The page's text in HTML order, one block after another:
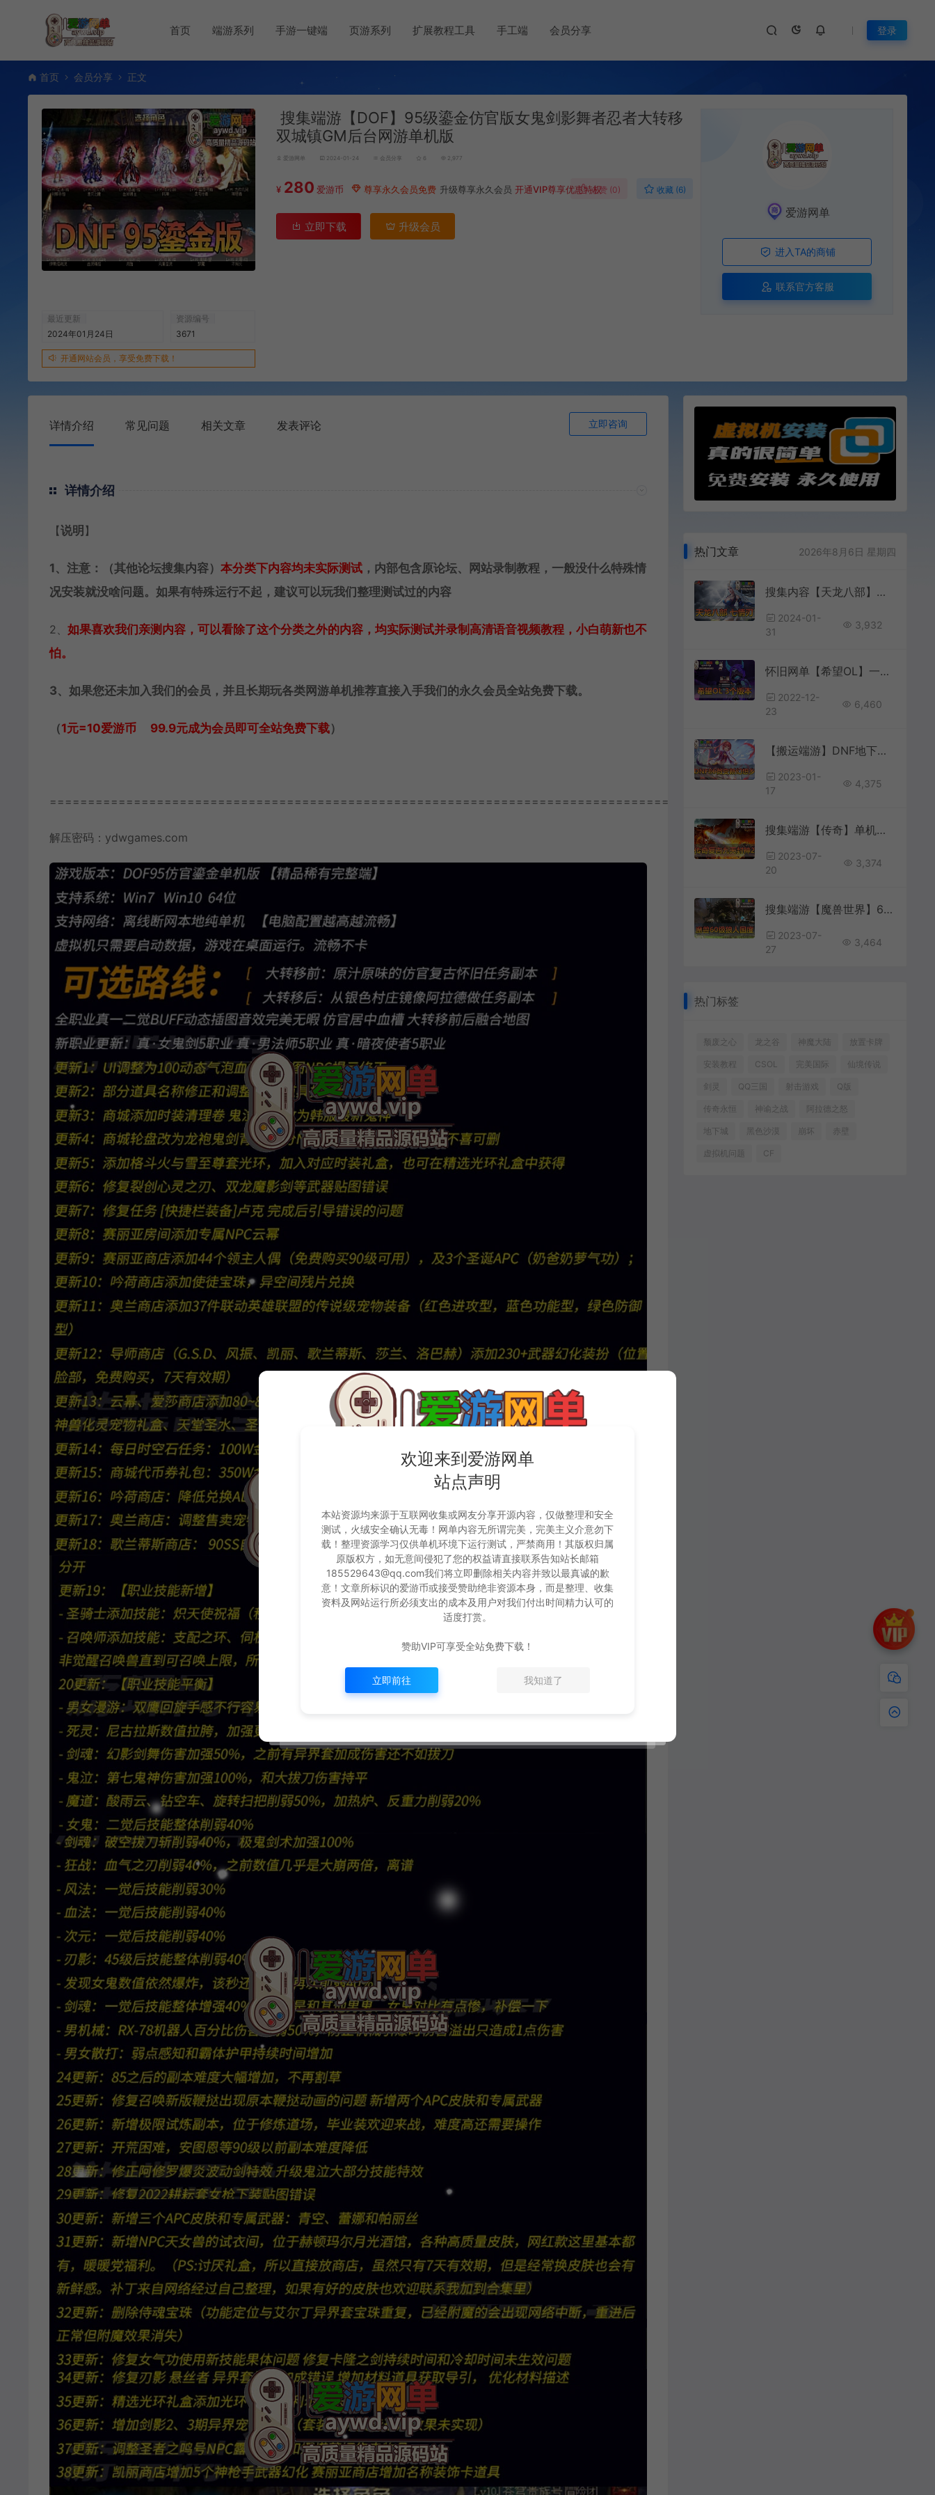
首页 端游系列 手游一键端 页游系列 扩展教程工具 手工端 会员分享 登录
首页 会员分享 正文
最近更新
2024年01月24日
资源编号
3671
开通网站会员，享受免费下载！
搜集端游【DOF】95级鎏金仿官版女鬼剑影舞者忍者大转移
双城镇GM后台网游单机版
爱游网单 2024-01-24 会员分享 6 2,977
¥ 280 爱游币 尊享永久会员免费 升级尊享永久会员 开通VIP尊享优惠特权
点赞 (0) 收藏 (6)
立即下载 升级会员
爱游网单
进入TA的商铺
联系官方客服
详情介绍 常见问题 相关文章 发表评论 立即咨询
详情介绍
【说明 】
1、注意：（其他论坛搜集内容） 本分类下内容均未实际测试 ，内部包含原论坛、网站录制教程，一般没什么特殊情
况安装就没啥问题。如果有特殊运行不起，建议可以玩我们整理测试过的内容
2、 如果喜欢我们亲测内容，可以看除了这个分类之外的内容，均实际测试并录制高清语音视频教程，小白萌新也不
怕。
3、如果您还未加入我们的会员，并且长期玩各类网游单机推荐直接入手我们的永久会员全站免费下载。
（1元=10爱游币 99.9元成为会员即可全站免费下载）
===========================================================================================
解压密码：ydwgames.com
热门文章 2026年8月6日 星期四
搜集内容【天龙八部】怀旧单机版七情刃副武器武道三重天鉴灵武梦境GM完善端
2024-01-
31
3,932
怀旧网单【希望OL】一共收集了三个版本虚拟机端+视频教程+GM工具 【未实测 】
2022-12-
23
6,460
【搬运端游】DNF地下城与勇士86新幻想乡单机版强者之路智慧引导虚拟机一键端
2023-01-
17
4,375
搜集端游【传奇】单机版九天封神II三职业复古微变稀有完整一键端GGE免虚拟机
2023-07-
20
3,374
搜集端游【魔兽世界】60级狼人国度随机附魔幻化转生斗气无CD版
2023-07-
27
3,464
热门标签
颓废之心 龙之谷 神魔大陆 放置卡牌
安装教程 CSOL 完美国际 仙境传说
剑灵 QQ三国 射击游戏 Q版
传奇永恒 神谕之战 阿拉德之怒
地下城 黑色沙漠 崩坏 赤壁
虚拟机问题 CF
欢迎来到爱游网单
站点声明
本站资源均来源于互联网收集或网友分享开源内容，仅做整理和安全
测试，火绒安全确认无毒！网单内容无所谓完美，完美主义介意勿下
载！整理资源学习仅供单机环境下运行测试，严禁商用！其版权归属
原版权方，如无意间侵犯了您的权益请直接联系告知站长邮箱
185529643@qq.com我们将立即删除相关内容并致以最真诚的歉
意！文章所标识的爱游币或接受赞助绝非资源本身，而是整理、收集
资料及网站运行所必须支出的成本及用户对我们付出时间精力认可的
适度打赏。
赞助VIP可享受全站免费下载！
立即前往 我知道了